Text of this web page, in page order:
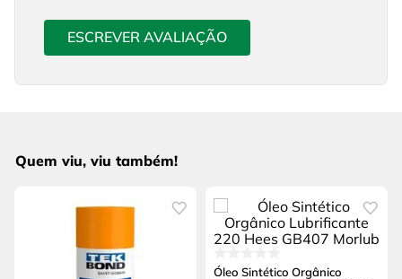
ESCREVER AVALIAÇÃO
Quem viu, viu também!
Óleo Sintético Orgânico